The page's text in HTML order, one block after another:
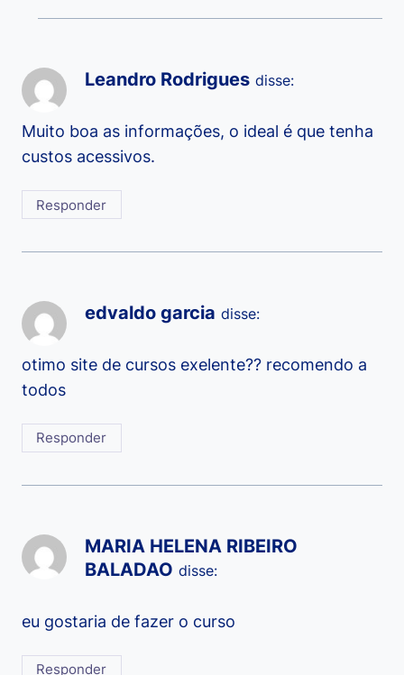
Leandro Rodrigues disse:
Muito boa as informações, o ideal é que tenha
custos acessivos.
Responder
edvaldo garcia disse:
otimo site de cursos exelente?? recomendo a
todos
Responder
MARIA HELENA RIBEIRO
BALADAO disse:
eu gostaria de fazer o curso
Responder